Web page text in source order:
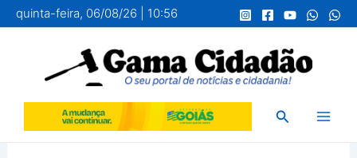
para
conteúdo
quinta-feira, 06/08/26 | 10:56
Pesquisar